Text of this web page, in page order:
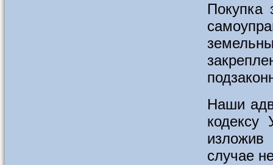
Покупка
Наши
кодексу
случае